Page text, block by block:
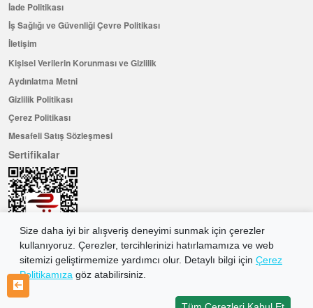
Size daha iyi bir alışveriş deneyimi sunmak için çerezler
kullanıyoruz. Çerezler, tercihlerinizi hatırlamamıza ve web
sitemizi geliştirmemize yardımcı olur. Detaylı bilgi için Çerez
Politikamıza göz atabilirsiniz.
İade Politikası
İş Sağlığı ve Güvenliği Çevre Politikası
İletişim
Kişisel Verilerin Korunması ve Gizlilik
Aydınlatma Metni
Gizlilik Politikası
Çerez Politikası
Mesafeli Satış Sözleşmesi
Sertifikalar
Hemen Üye Olun ...ve 100 ₺ değerinde indirim kuponu kazanın